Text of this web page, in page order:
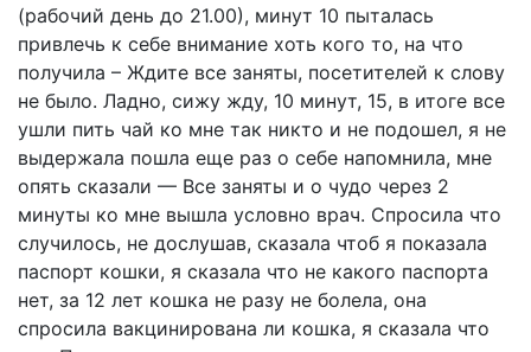
(рабочий день до 21.00), минут 10 пыталась
привлечь к себе внимание хоть кого то, на что
получила – Ждите все заняты, посетителей к слову
не было. Ладно, сижу жду, 10 минут, 15, в итоге все
ушли пить чай ко мне так никто и не подошел, я не
выдержала пошла еще раз о себе напомнила, мне
опять сказали — Все заняты и о чудо через 2
минуты ко мне вышла условно врач. Спросила что
случилось, не дослушав, сказала чтоб я показала
паспорт кошки, я сказала что не какого паспорта
нет, за 12 лет кошка не разу не болела, она
спросила вакцинирована ли кошка, я сказала что